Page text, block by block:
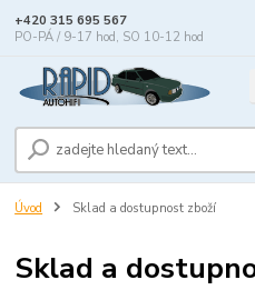
+420 315 695 567
PO-PÁ / 9-17 hod, SO 10-12 hod
Úvod Sklad a dostupnost zboží
Sklad a